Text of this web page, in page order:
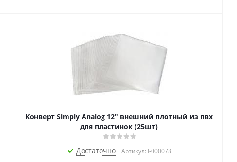
Конверт Simply Analog 12" внешний плотный из пвх
для пластинок (25шт)
Достаточно Артикул: I-000078